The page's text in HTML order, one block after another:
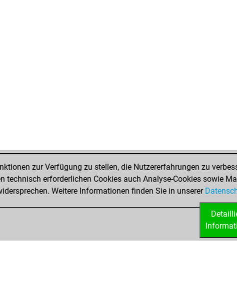
zur Verfügung zu stellen, die Nutzererfahrungen zu
erforderlichen Cookies auch Analyse-Cookies sowie
Weitere Informationen finden Sie in unserer